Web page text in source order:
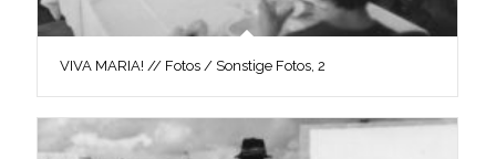
VIVA MARIA! // Fotos / Sonstige Fotos, 2